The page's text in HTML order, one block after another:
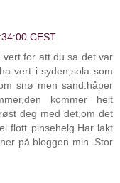
CEST
vert for att du sa det var
vert i syden,sola som
snø men sand.håper
kommer helt
deg med det,om det
flott pinsehelg.Har lakt
på bloggen min .Stor